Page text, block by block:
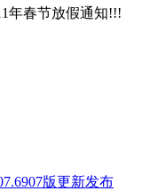
年春节放假通知!!!
版更新发布